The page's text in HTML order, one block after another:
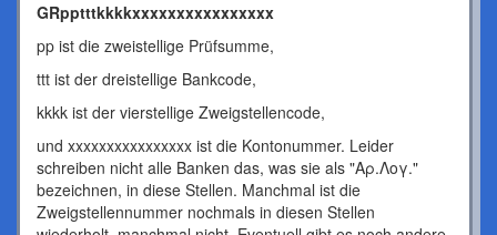
GRpptttkkkkxxxxxxxxxxxxxxxx
pp ist die zweistellige Prüfsumme,
ttt ist der dreistellige Bankcode,
kkkk ist der vierstellige Zweigstellencode,
und xxxxxxxxxxxxxxxx ist die Kontonummer. Leider
schreiben nicht alle Banken das, was sie als "Αρ.Λογ."
bezeichnen, in diese Stellen. Manchmal ist die
Zweigstellennummer nochmals in diesen Stellen